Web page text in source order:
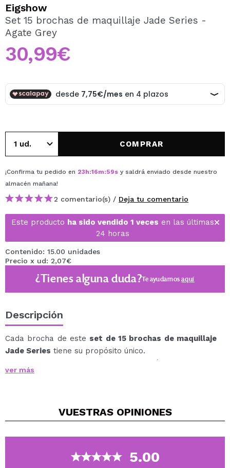
Al crear una cuenta en Maquillalia.com podrás realizar
tus compras rápidamente, revisar el estado de tus
Eigshow
Set 15 brochas de maquillaje Jade Series -
Agate Grey
30,99€
COMPRAR
¡Confirma tu pedido en 23h:16m:59s y saldrá enviado desde nuestro
almacén mañana!
2 comentario(s) / Deja tu comentario
Este producto ha sido vendido 1 veces en las últimas
24 horas
Contenido: 15.00 unidades
Precio x ud: 2,07€
¿Tienes alguna duda?Te ayudamosaquí
Descripción
Cada brocha de este set de 15 brochas de maquillaje
Jade Series tiene su propósito único.
Un set con un elegante diseño azul grisáceo, con el que
tendrás todo lo que necesitas para una aplciación
Un pincel profesional para labios, con el que definir el
Brochas se rostro con las que podrás aplicar la base
de maquillaje, contorno, polvos, colorete e iluminador.
¡Ilumina, da forma y esculpe tu rostro!
ver más
VUESTRAS OPINIONES
5.00